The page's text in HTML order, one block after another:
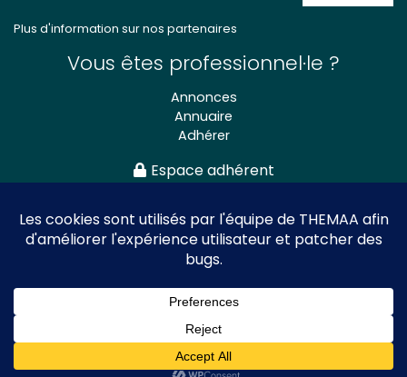
Plus d'information sur nos partenaires
Vous êtes professionnel·le ?
Annonces
Annuaire
Adhérer
Espace adhérent
Association nationale
des Théâtres de Marionnettes
et Arts Associés